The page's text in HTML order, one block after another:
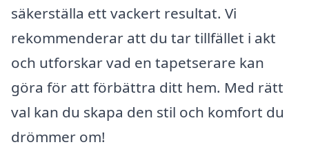
säkerställa ett vackert resultat. Vi
rekommenderar att du tar tillfället i akt
och utforskar vad en tapetserare kan
göra för att förbättra ditt hem. Med rätt
val kan du skapa den stil och komfort du
drömmer om!